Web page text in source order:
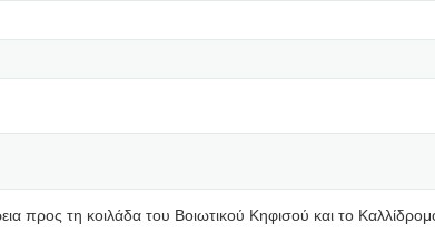
τη κοιλάδα του Βοιωτικού Κηφισού και το